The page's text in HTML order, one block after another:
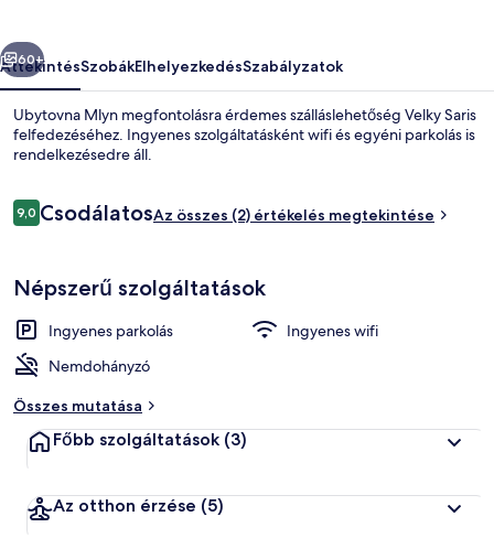
Lépcső
Következő
60+
ÁttekintésSzobákElhelyezkedésSzabályzatok
Ubytovna Mlyn megfontolásra érdemes szálláslehetőség Velky Saris
felfedezéséhez. Ingyenes szolgáltatásként wifi és egyéni parkolás is
rendelkezésedre áll.
Értékelések
9,09,0 ennyiből: 10
CsodálatosAz összes (2) értékelés megtekintése
Népszerű szolgáltatások
Ingyenes parkolás
Ingyenes wifi
Nemdohányzó
Összes mutatása
Főbb szolgáltatások (3)
Az otthon érzése (5)